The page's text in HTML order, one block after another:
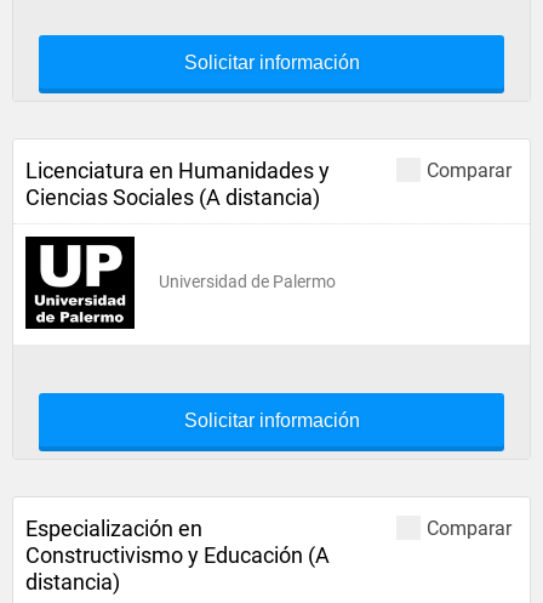
Solicitar información
Comparar
Licenciatura en Humanidades y
Ciencias Sociales (A distancia)
Universidad de Palermo
Solicitar información
Comparar
Especialización en
Constructivismo y Educación (A
distancia)